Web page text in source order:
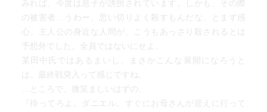
みれば、今度は息子が誘拐されています。しかも、その際
の被害者…うわー、思い切りよく殺すもんだな、とまず感
心。主人公の身近な人間が、こうもあっさり殺されるとは
予想外でした。全員ではないにせよ。
某田中氏ではあるまいし、まさかこんな展開になろうと
は。最終戦突入って感じですね。
…ところで、微笑ましいはずの、
『待ってろよ。ダニエル。すぐにお母さんが迎えに行って